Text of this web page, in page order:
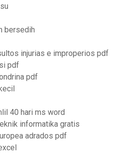
bersedih
injurias e improperios pdf
pdf
pdf
40 hari ms word
informatika gratis
adrados pdf